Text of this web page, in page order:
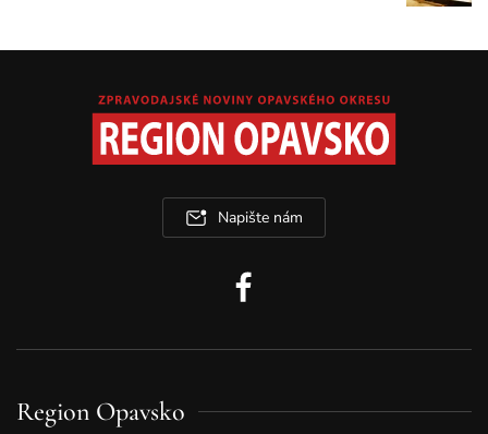
Napište nám
Region Opavsko